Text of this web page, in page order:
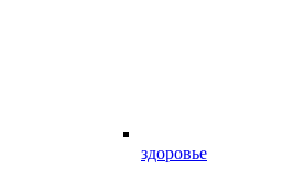
здоровье